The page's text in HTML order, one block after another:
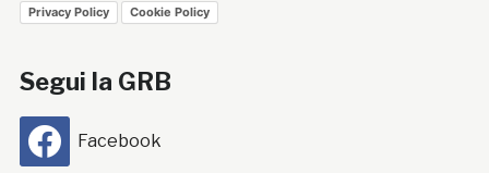
Privacy Policy Cookie Policy
Segui la GRB
Facebook